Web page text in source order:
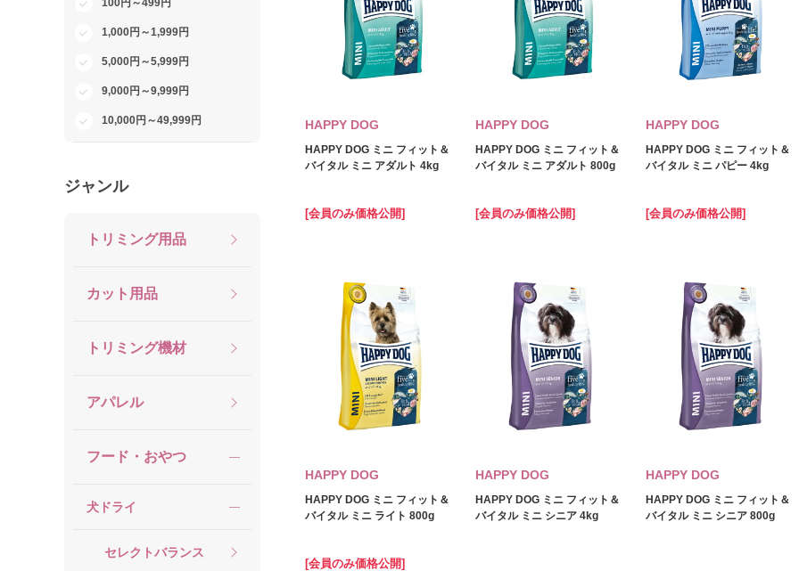
100円～499円
1,000円～1,999円
5,000円～5,999円
9,000円～9,999円
10,000円～49,999円
ジャンル
トリミング用品
カット用品
トリミング機材
アパレル
フード・おやつ
犬ドライ
セレクトバランス
HAPPY DOG
HAPPY DOG ミニ フィット＆
バイタル ミニ アダルト 4kg
[会員のみ価格公開]
HAPPY DOG
HAPPY DOG ミニ フィット＆
バイタル ミニ アダルト 800g
[会員のみ価格公開]
HAPPY DOG
HAPPY DOG ミニ フィット＆
バイタル ミニ パピー 4kg
[会員のみ価格公開]
HAPPY DOG
HAPPY DOG ミニ フィット＆
バイタル ミニ ライト 800g
[会員のみ価格公開]
HAPPY DOG
HAPPY DOG ミニ フィット＆
バイタル ミニ シニア 4kg
HAPPY DOG
HAPPY DOG ミニ フィット＆
バイタル ミニ シニア 800g